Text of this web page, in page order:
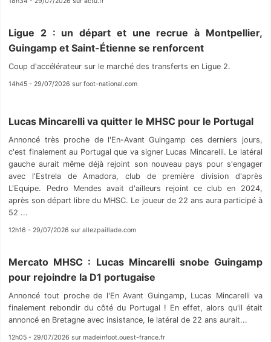
Ligue 2 : un départ et une recrue à Montpellier,
Guingamp et Saint-Étienne se renforcent
Coup d'accélérateur sur le marché des transferts en Ligue 2.
14h45 - 29/07/2026 sur foot-national.com
Lucas Mincarelli va quitter le MHSC pour le Portugal
Annoncé très proche de l'En-Avant Guingamp ces derniers jours,
c'est finalement au Portugal que va signer Lucas Mincarelli. Le latéral
gauche aurait même déjà rejoint son nouveau pays pour s'engager
avec l'Estrela de Amadora, club de première division d'après
L'Equipe. Pedro Mendes avait d'ailleurs rejoint ce club en 2024,
après son départ libre du MHSC. Le joueur de 22 ans aura participé à
52 ...
12h16 - 29/07/2026 sur allezpaillade.com
Mercato MHSC : Lucas Mincarelli snobe Guingamp
pour rejoindre la D1 portugaise
Annoncé tout proche de l'En Avant Guingamp, Lucas Mincarelli va
finalement rebondir du côté du Portugal ! En effet, alors qu'il était
annoncé en Bretagne avec insistance, le latéral de 22 ans aurait...
12h05 - 29/07/2026 sur madeinfoot.ouest-france.fr